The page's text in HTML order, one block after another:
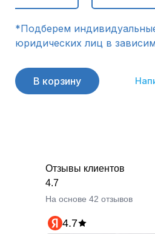
*Подберем
юридических лиц в
В корзину